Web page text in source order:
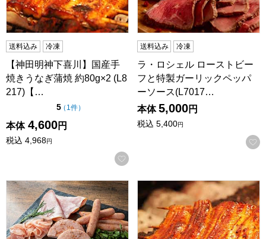
送料込み 冷凍
【神田明神下喜川】国産手
焼きうなぎ蒲焼 約80g×2 (L8
217)【…
5点（5点満点中）
（ 1件の評価
）
本体 4,600円
税込 4,968円
お気に入りに登録する
送料込み 冷凍
ラ・ロシェル ローストビー
フと特製ガーリックペッパ
ーソース(L7017…
本体 5,000円
税込 5,400円
トンデンファーム 北海道詰め合わせ5個 TF-3B[TF-3B]【お
【神田明神下喜川】 国産手